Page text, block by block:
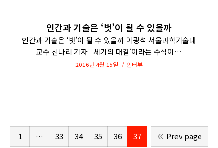
인간과 기술은 ‘벗’이 될 수 있을까
인간과 기술은 ‘벗’이 될 수 있을까 이광석 서울과학기술대
교수 신나리 기자 세기의 대결’이라는 수식이…
2016년 4월 15일 인터뷰
1 … 33 34 35 36 37 Prev page